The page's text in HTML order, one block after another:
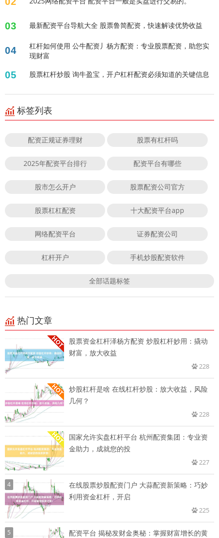
03 最新配资平台导航大全 股票鲁简配资，快速解读优势收益
04
杠杆如何使用 公牛配资丿杨方配资：专业股票配资，助您实
现财富
05 股票杠杆炒股 询牛盈宝，开户杠杆配资必须知道的关键信息
标签列表
配资正规证券理财 股票有杠杆吗
2025年配资平台排行 配资平台有哪些
股市怎么开户 股票配资公司官方
股票杠杠配资 十大配资平台app
网络配资平台 证券配资公司
杠杆开户 手机炒股配资软件
全部话题标签
热门文章
股票资金杠杆泽杨方配资 炒股杠杆妙用：撬动
财富，放大收益
228
炒股杠杆是啥 在线杠杆炒股：放大收益，风险
几何？
228
国家允许实盘杠杆平台 杭州配资集团：专业资
金助力，成就您的投
227
4
在线股票炒股配资门户 大蒜配资新策略：巧妙
利用资金杠杆，开启
225
5 配资平台 揭秘发财金奥秘：掌握财富增长的黄